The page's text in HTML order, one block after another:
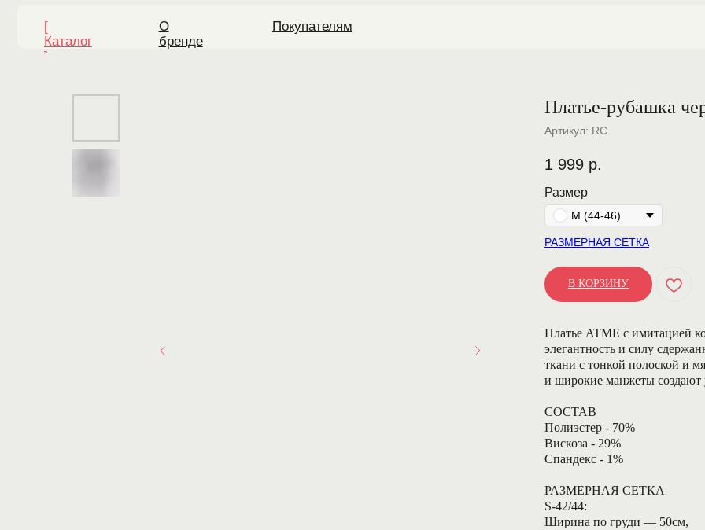
бренде
Покупателям
Каталог
Платье-рубашка
Артикул: RC
1 999 р.
Размер
M (44-46)
РАЗМЕРНАЯ СЕТКА
В КОРЗИНУ
Платье ATME с имитацией
элегантность и силу
ткани с тонкой полоской и
и широкие манжеты создают
СОСТАВ
Полиэстер - 70%
Вискоза - 29%
Спандекс - 1%
РАЗМЕРНАЯ СЕТКА
S-42/44:
Ширина по груди — 50см,